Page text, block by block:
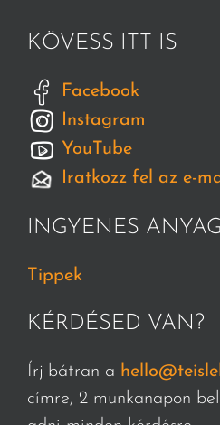
KÖVESS ITT IS
Facebook
Instagram
YouTube
Iratkozz fel az e-
INGYENES
Tippek
KÉRDÉSED VAN?
Írj bátran a
címre, 2 munkanapon